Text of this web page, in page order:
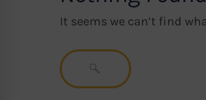
It seems we can’t find
Search
for:
SEARCH